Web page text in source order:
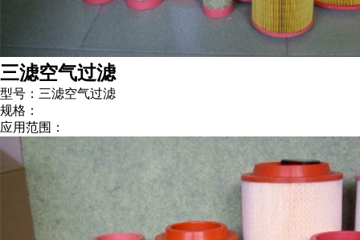
三滤空气过滤
型号：三滤空气过滤
规格：
应用范围：